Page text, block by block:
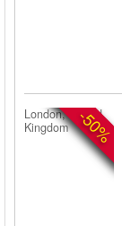
-50%
London, United
Kingdom